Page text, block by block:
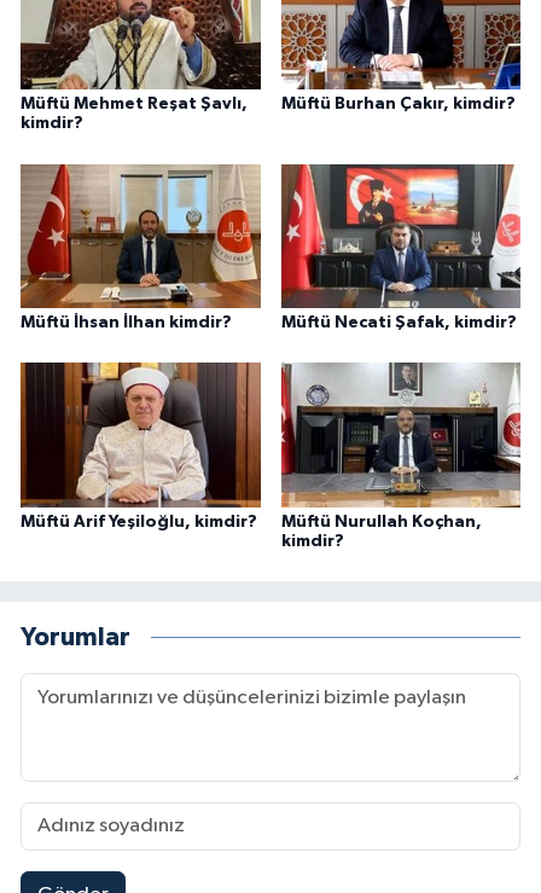
Müftü Mehmet Reşat Şavlı,
kimdir?
Müftü Burhan Çakır, kimdir?
Müftü İhsan İlhan kimdir? Müftü Necati Şafak, kimdir?
Müftü Arif Yeşiloğlu, kimdir?
Müftü Nurullah Koçhan,
kimdir?
Yorumlar
Muş Müftülüğü
Nevşehir Müftülüğü
Niğde Müftülüğü
Ordu Müftülüğü
Osmaniye Müftülüğü
Rize Müftülüğü
Sakarya Müftülüğü
Samsun Müftülüğü
Siirt Müftülüğü
Sivas Müftülüğü
Şanlıurfa Müftülüğü
Tokat Müftülüğü